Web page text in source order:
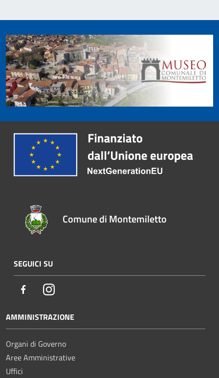
Comune di Montemiletto
SEGUICI SU
FacebookInstagram
AMMINISTRAZIONE
Organi di Governo
Aree Amministrative
Uffici